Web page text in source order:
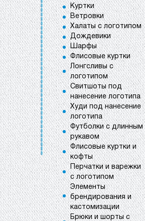
Куртки
Ветровки
Халаты с логотипом
Дождевики
Шарфы
Флисовые куртки
Лонгсливы с
логотипом
Свитшоты под
нанесение логотипа
Худи под нанесение
логотипа
Футболки с длинным
рукавом
Флисовые куртки и
кофты
Перчатки и варежки
с логотипом
Элементы
брендирования и
кастомизации
Брюки и шорты с